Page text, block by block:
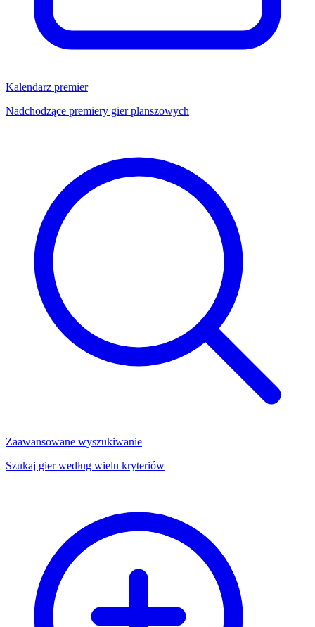
Kalendarz premier
Nadchodzące premiery gier planszowych
Zaawansowane wyszukiwanie
Szukaj gier według wielu kryteriów